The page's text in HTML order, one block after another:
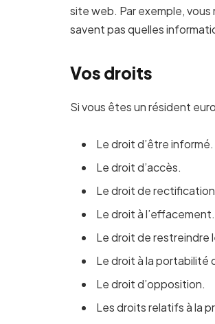
site web. Par exemple,
savent pas quelles
Vos droits
Si vous êtes un résident
Le droit d’être informé.
Le droit d’accès.
Le droit de
Le droit à l’effacement.
Le droit de restreindre
Le droit à la portabilité
Le droit d’opposition.
Les droits relatifs à la